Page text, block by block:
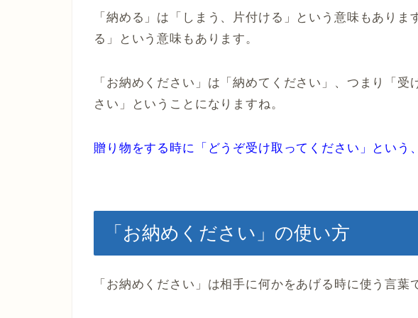
「納める」は「しまう、片付ける」という意味もあり
る」という意味もあります。
「お納めください」は「納めてください」、つまり「
さい」ということになりますね。
贈り物をする時に「どうぞ受け取ってください」という
「お納めください」の使い方
「お納めください」は相手に何かをあげる時に使う言葉